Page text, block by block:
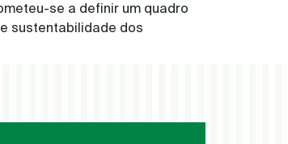
se a definir um quadro
sustentabilidade dos